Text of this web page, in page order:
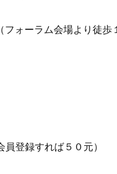
会場より徒歩１
すれば５０元）